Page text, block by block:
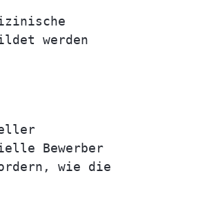
werden
Bewerber
wie die